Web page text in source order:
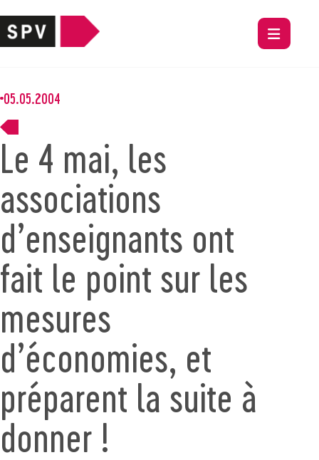
05.05.2004
Le 4 mai, les
associations
d’enseignants ont
fait le point sur les
mesures
d’économies, et
préparent la suite à
donner !